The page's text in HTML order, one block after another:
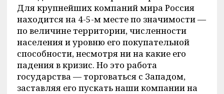
Для крупнейших компаний мира Россия
находится на 4-5-м месте по значимости —
по величине территории, численности
населения и уровню его покупательной
способности, несмотря ни на какие его
падения в кризис. Но это работа
государства — торговаться с Западом,
заставляя его пускать наши компании на